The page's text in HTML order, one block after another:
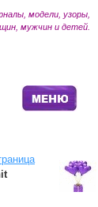
модели, узоры,
мужчин и детей.